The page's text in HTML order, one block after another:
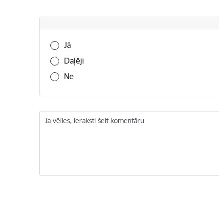
Vai šī informācija bija noderīga?
Jā
Daļēji
Nē
Ja vēlies, ieraksti šeit komentāru